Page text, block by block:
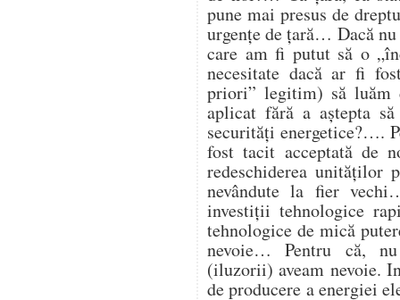
pune mai presus de
urgențe de țară… Dacă
care am fi putut să o
necesitate dacă ar fi
priori” legitim) să luăm
aplicat fără a aștepta
securități energetice?….
fost tacit acceptată de
redeschiderea unităților
nevândute la fier
investiții tehnologice
tehnologice de mică
nevoie… Pentru că,
(iluzorii) aveam nevoie.
de producere a energiei